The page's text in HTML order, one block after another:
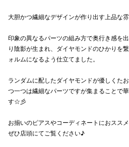
大胆かつ繊細なデザインが作り出す上品な
印象の異なるパーツの組み⽅で奥⾏き感を
り陰影が⽣まれ、ダイヤモンドのひかりを
ォルムになるよう仕立てました。
ランダムに配したダイヤモンドが優しくた
つ一つは繊細なパーツですが集まることで
す☆彡
お揃いのピアスやコーディネートにおスス
ぜひ店頭にてご覧ください♪